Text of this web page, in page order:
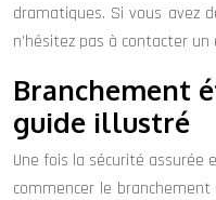
dramatiques. Si vous avez
n’hésitez pas à contacter
Branchement
guide illustré
Une fois la sécurité assurée
commencer le